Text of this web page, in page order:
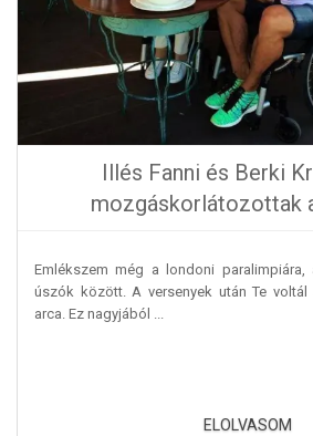
Illés Fanni és Berki
mozgáskorlátozottak
Emlékszem még a londoni
úszók között. A versenyek után Te
arca. Ez nagyjából ...
ELOLVASOM